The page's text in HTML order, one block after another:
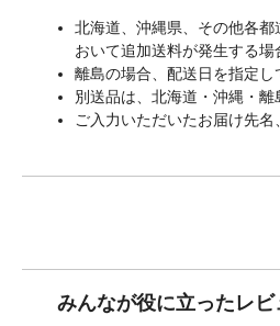
北海道、沖縄県、その他各
おいて追加送料が発生する場
離島の場合、配送日を指定し
別送品は、北海道・沖縄・離
ご入力いただいたお届け先
みんなが役に立ったレビ